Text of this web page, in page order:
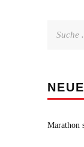
Marathon